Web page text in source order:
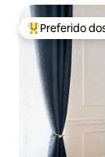
Entre os
Preferido